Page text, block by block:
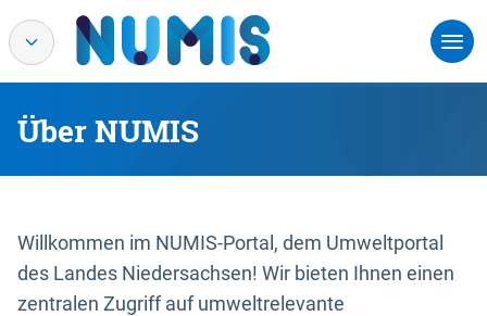
Über NUMIS
Willkommen im NUMIS-Portal, dem Umweltportal
des Landes Niedersachsen! Wir bieten Ihnen einen
zentralen Zugriff auf umweltrelevante